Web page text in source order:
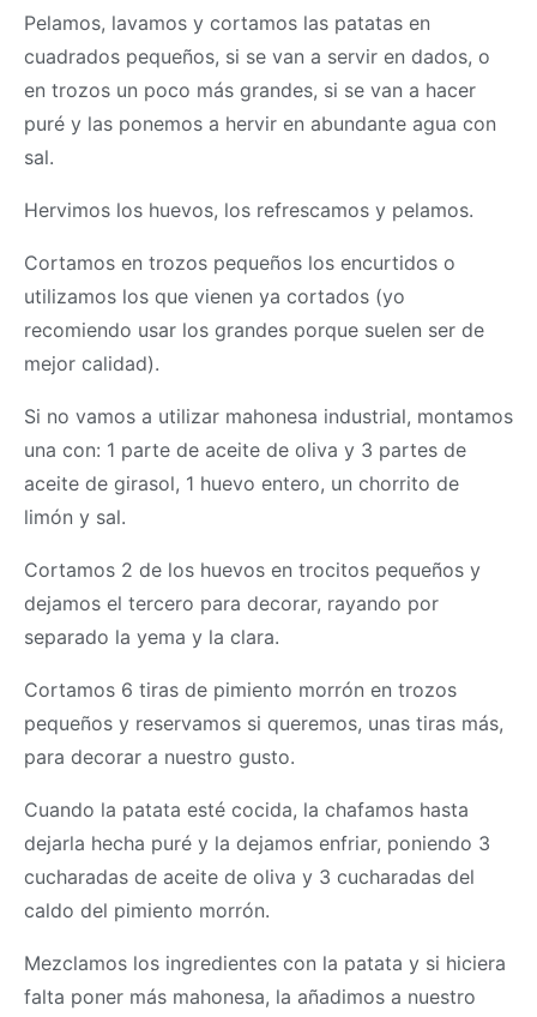
Pelamos, lavamos y cortamos las patatas en
cuadrados pequeños, si se van a servir en dados, o
en trozos un poco más grandes, si se van a hacer
puré y las ponemos a hervir en abundante agua con
sal.
Hervimos los huevos, los refrescamos y pelamos.
Cortamos en trozos pequeños los encurtidos o
utilizamos los que vienen ya cortados (yo
recomiendo usar los grandes porque suelen ser de
mejor calidad).
Si no vamos a utilizar mahonesa industrial, montamos
una con: 1 parte de aceite de oliva y 3 partes de
aceite de girasol, 1 huevo entero, un chorrito de
limón y sal.
Cortamos 2 de los huevos en trocitos pequeños y
dejamos el tercero para decorar, rayando por
separado la yema y la clara.
Cortamos 6 tiras de pimiento morrón en trozos
pequeños y reservamos si queremos, unas tiras más,
para decorar a nuestro gusto.
Cuando la patata esté cocida, la chafamos hasta
dejarla hecha puré y la dejamos enfriar, poniendo 3
cucharadas de aceite de oliva y 3 cucharadas del
caldo del pimiento morrón.
Mezclamos los ingredientes con la patata y si hiciera
falta poner más mahonesa, la añadimos a nuestro